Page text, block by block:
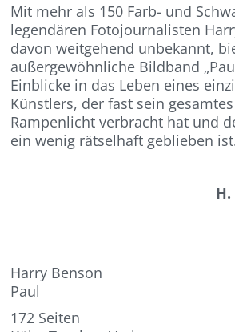
Mit mehr als 150 Farb- und
legendären Fotojournalisten
davon weitgehend unbekannt,
außergewöhnliche Bildband
Einblicke in das Leben eines
Künstlers, der fast sein
Rampenlicht verbracht hat und
ein wenig rätselhaft geblieben
H.
Harry Benson
Paul
172 Seiten